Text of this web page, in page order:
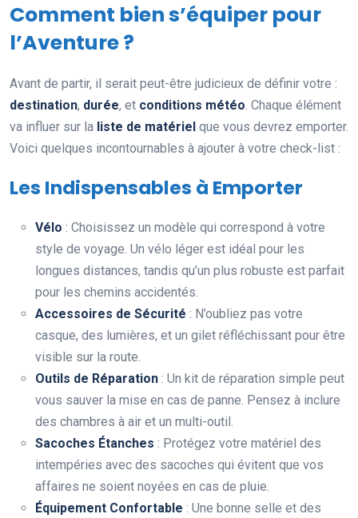
Comment bien s’équiper pour
l’Aventure ?
Avant de partir, il serait peut-être judicieux de définir votre :
destination, durée, et conditions météo. Chaque élément
va influer sur la liste de matériel que vous devrez emporter.
Voici quelques incontournables à ajouter à votre check-list :
Les Indispensables à Emporter
Vélo : Choisissez un modèle qui correspond à votre
style de voyage. Un vélo léger est idéal pour les
longues distances, tandis qu’un plus robuste est parfait
pour les chemins accidentés.
Accessoires de Sécurité : N’oubliez pas votre
casque, des lumières, et un gilet réfléchissant pour être
visible sur la route.
Outils de Réparation : Un kit de réparation simple peut
vous sauver la mise en cas de panne. Pensez à inclure
des chambres à air et un multi-outil.
Sacoches Étanches : Protégez votre matériel des
intempéries avec des sacoches qui évitent que vos
affaires ne soient noyées en cas de pluie.
Équipement Confortable : Une bonne selle et des